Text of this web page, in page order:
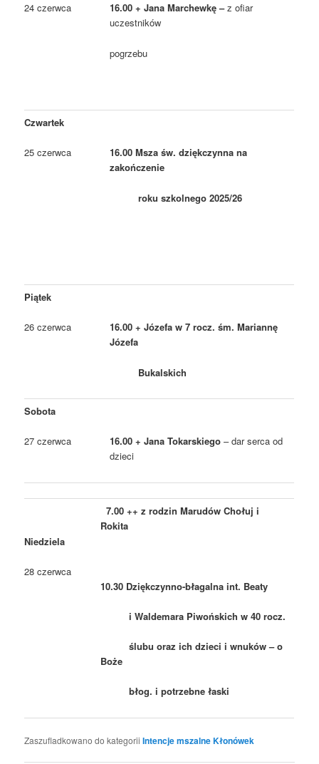
24 czerwca 16.00 + Jana Marchewkę –z ofiar
uczestników
pogrzebu
Czwartek
25 czerwca
16.00 Msza św. dziękczynna na
zakończenie
roku szkolnego 2025/26
Piątek
26 czerwca
16.00 + Józefa w 7 rocz. śm. Mariannę
Józefa
Bukalskich
Sobota
27 czerwca 16.00 + Jana Tokarskiego– dar serca od
dzieci
Niedziela
28 czerwca
7.00 ++ z rodzin Marudów Chołuj i
Rokita
10.30 Dziękczynno-błagalna int. Beaty
i Waldemara Piwońskich w 40 rocz.
ślubu oraz ich dzieci i wnuków – o
Boże
błog. i potrzebne łaski
Zaszufladkowano do kategorii Intencje mszalne Kłonówek